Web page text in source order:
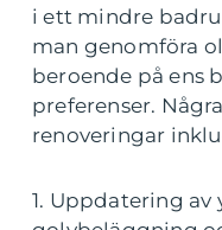
i ett mindre
man genomföra
beroende på ens
preferenser.
renoveringar
1. Uppdatering